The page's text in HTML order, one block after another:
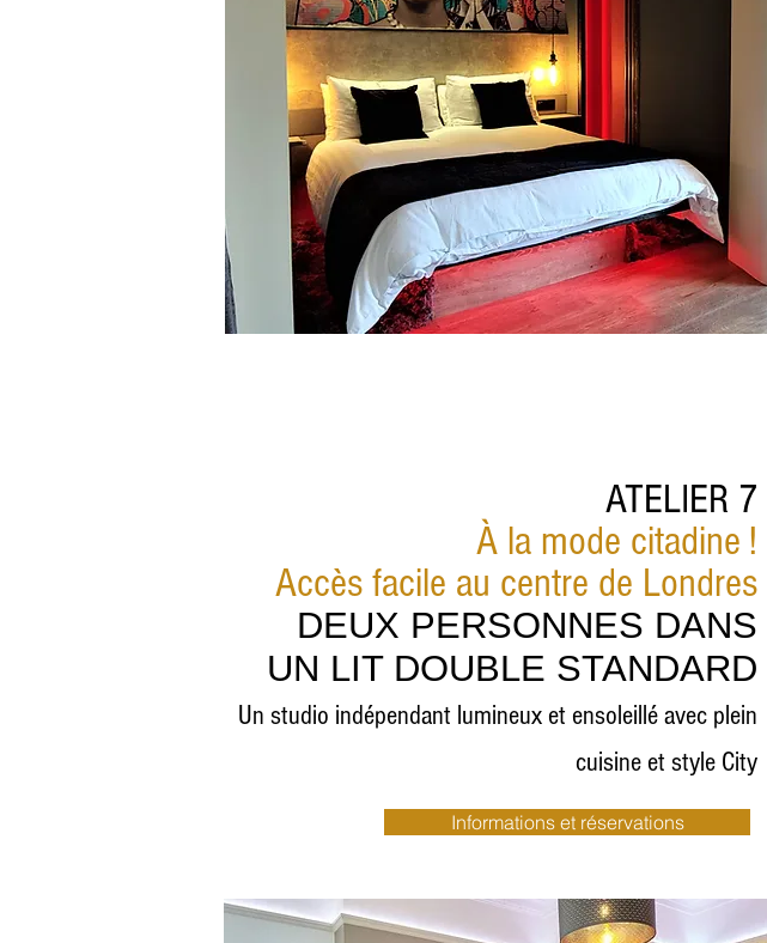
ATELIER 7
À la mode citadine !
Accès facile au centre de Londres
DEUX PERSONNES DANS
UN LIT DOUBLE STANDARD
Un studio indépendant lumineux et ensoleillé avec plein
cuisine et style City
Informations et réservations